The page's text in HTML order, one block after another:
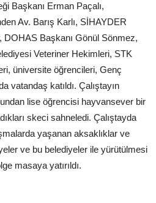
Başkanı Erman Paçalı,
Av. Barış Karlı, SİHAYDER
DOHAS Başkanı Gönül Sönmez,
Veteriner Hekimleri, STK
üniversite öğrencileri, Genç
vatandaş katıldı. Çalıştayın
lise öğrencisi hayvansever bir
skeci sahneledi. Çalıştayda
yaşanan aksaklıklar ve
ve bu belediyeler ile yürütülmesi
masaya yatırıldı.